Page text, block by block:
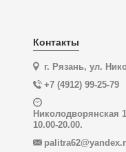
Контакты
г. Рязань, ул.
+7 (4912) 99-25-79
Николодворянская
10.00-20.00.